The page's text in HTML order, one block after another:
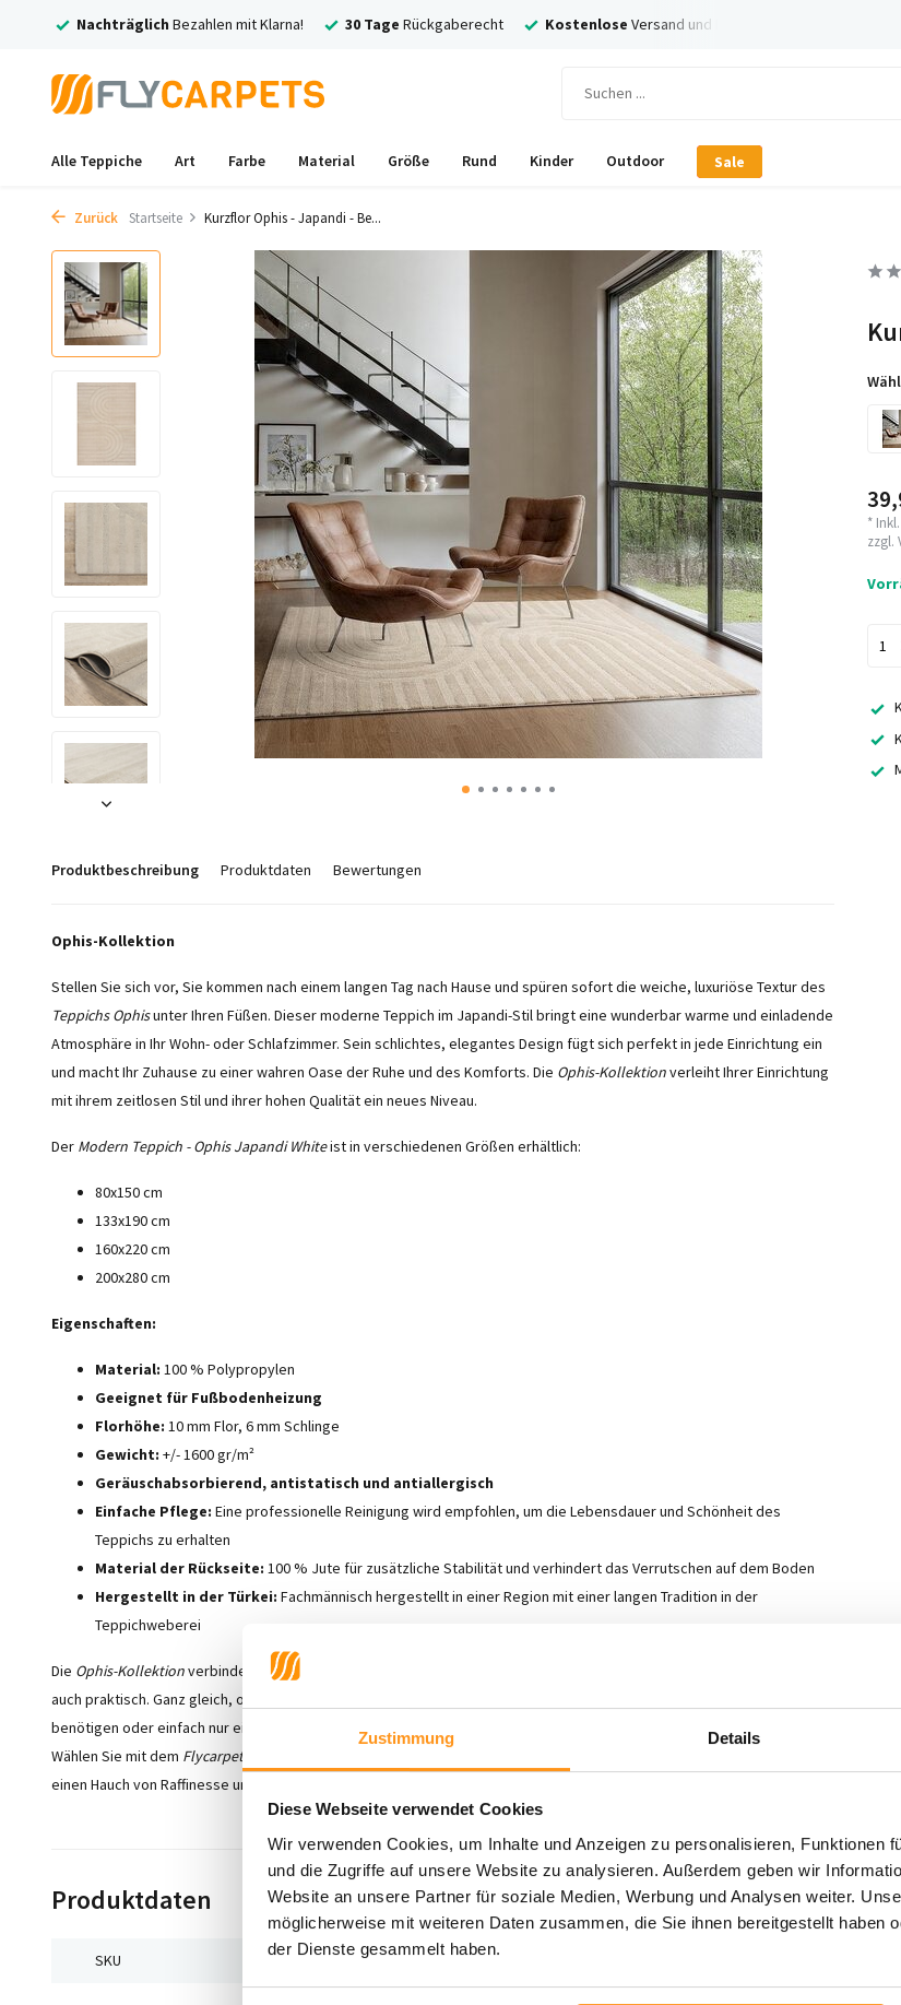
Zustimmung Details
Diese Webseite verwendet Cookies
Wir verwenden Cookies, um Inhalte und Anzeigen zu personalisieren, Funktionen
und die Zugriffe auf unsere Website zu analysieren. Außerdem geben wir
Website an unsere Partner für soziale Medien, Werbung und Analysen weiter.
möglicherweise mit weiteren Daten zusammen, die Sie ihnen bereitgestellt haben
der Dienste gesammelt haben.
30 TageRückgaberecht KostenloseVersand und Rückversand NachträglichBezahlen mit Klarna!
Alle Teppiche Art Farbe Material Größe Rund Kinder Outdoor Sale
Zurück Startseite Kurzflor Ophis - Japandi - Be...
Produktbeschreibung Produktdaten Bewertungen
Ophis-Kollektion
Stellen Sie sich vor, Sie kommen nach einem langen Tag nach Hause und spüren sofort die weiche, luxuriöse Textur des
Teppichs Ophisunter Ihren Füßen. Dieser moderne Teppich im Japandi-Stil bringt eine wunderbar warme und einladende
Atmosphäre in Ihr Wohn- oder Schlafzimmer. Sein schlichtes, elegantes Design fügt sich perfekt in jede Einrichtung ein
und macht Ihr Zuhause zu einer wahren Oase der Ruhe und des Komforts. Die Ophis-Kollektionverleiht Ihrer Einrichtung
mit ihrem zeitlosen Stil und ihrer hohen Qualität ein neues Niveau.
Der Modern Teppich - Ophis Japandi Whiteist in verschiedenen Größen erhältlich:
80x150 cm
133x190 cm
160x220 cm
200x280 cm
Eigenschaften:
Material: 100 % Polypropylen
Geeignet für Fußbodenheizung
Florhöhe: 10 mm Flor, 6 mm Schlinge
Gewicht: +/- 1600 gr/m²
Geräuschabsorbierend, antistatisch und antiallergisch
Einfache Pflege: Eine professionelle Reinigung wird empfohlen, um die Lebensdauer und Schönheit des
Teppichs zu erhalten
Material der Rückseite: 100 % Jute für zusätzliche Stabilität und verhindert das Verrutschen auf dem Boden
Hergestellt in der Türkei: Fachmännisch hergestellt in einer Region mit einer langen Tradition in der
Teppichweberei
Die Ophis-Kollektionverbindet handwerkliches Können mit modernem Design und macht Ihr Zuhause sowohl stilvoll als
auch praktisch. Ganz gleich, ob Sie eine einladende Atmosphäre schaffen wollen, einen kinderfreundlichen Raum
benötigen oder einfach nur einen eleganten und funktionalen Teppich suchen – die
bietet Ihnen alles.
Wählen Sie mit dem Flycarpets Ophis
einen Hauch von Raffinesse und Komfort mit diesen schönen und praktischen Teppichen.
Produktdaten
SKU 9505284212688
*
zzgl.